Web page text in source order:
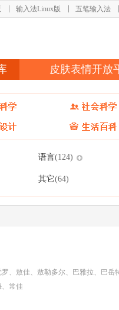
输入法Linux版 五笔输入法
皮肤表情开放
语言(124)
其它(64)
、敖佳、敖勒多尔、巴雅拉、巴
常佳